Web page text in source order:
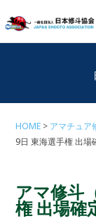
HOME アマチュア
9日 東海選手権 出場
アマ修斗
権 出場確